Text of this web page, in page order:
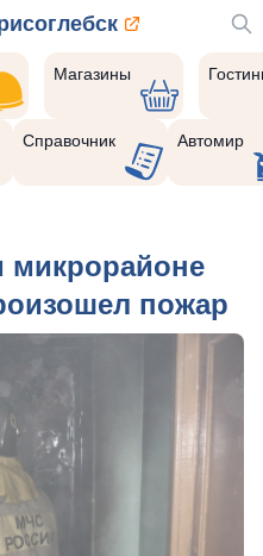
Магазины
Справочник Автомир
пожар